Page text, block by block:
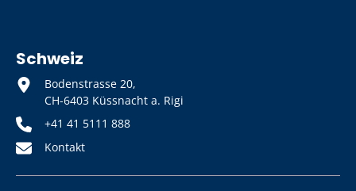
Schweiz
Bodenstrasse 20,
CH-6403 Küssnacht a. Rigi
+41 41 5111 888
Kontakt